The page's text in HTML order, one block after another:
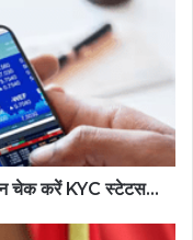
चेक करें KYC स्टेटस...